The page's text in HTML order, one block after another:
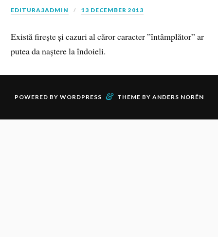
EDITURA3ADMIN 13 DECEMBER 2013
Există firește și cazuri al căror caracter ”întâmplător” ar
putea da naștere la îndoieli.
POWERED BY WORDPRESS & THEME BY ANDERS NORÉN